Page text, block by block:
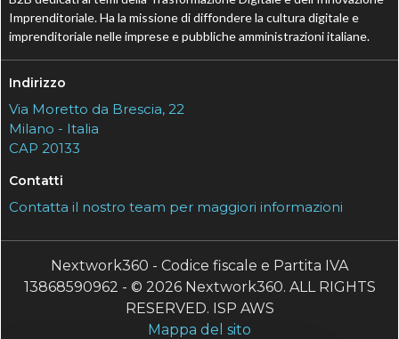
Imprenditoriale. Ha la missione di diffondere la cultura digitale e
imprenditoriale nelle imprese e pubbliche amministrazioni italiane.
Indirizzo
Via Moretto da Brescia, 22
Milano - Italia
CAP 20133
Contatti
Contatta il nostro team per maggiori informazioni
Nextwork360 - Codice fiscale e Partita IVA
13868590962 - © 2026 Nextwork360. ALL RIGHTS
RESERVED. ISP AWS
Mappa del sito